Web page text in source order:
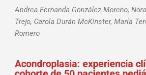
Andrea Fernanda González Moreno,
Trejo, Carola Durán McKinster, María
Romero
Acondroplasia: experiencia